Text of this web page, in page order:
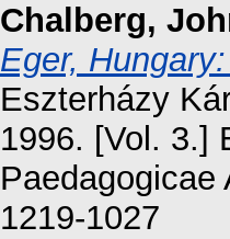
Chalberg,
Eger,
Eszterházy
1996. [Vol. 3.]
1219-1027